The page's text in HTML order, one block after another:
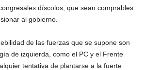
díscolos, que sean comprables
al gobierno.
de las fuerzas que se supone son
de izquierda, como el PC y el Frente
tentativa de plantarse a la fuerte